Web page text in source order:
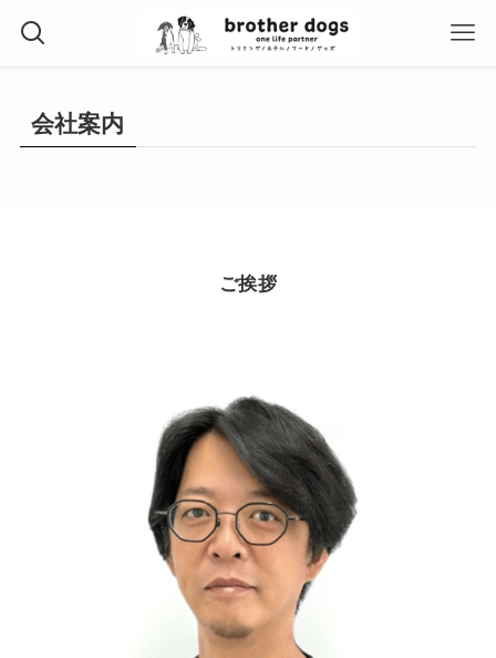
会社案内
ご挨拶